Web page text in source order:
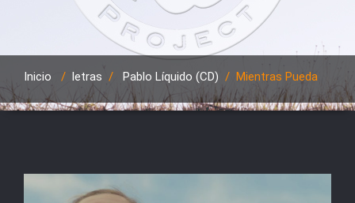
Inicio / letras / Pablo Líquido (CD) / Mientras Pueda